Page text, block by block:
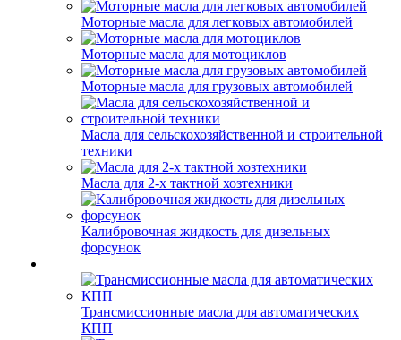
Моторные масла для легковых автомобилей
Моторные масла для мотоциклов
Моторные масла для грузовых автомобилей
Масла для сельскохозяйственной и строительной
техники
Масла для 2-х тактной хозтехники
Калибровочная жидкость для дизельных
форсунок
Трансмиссионные масла для автоматических
КПП